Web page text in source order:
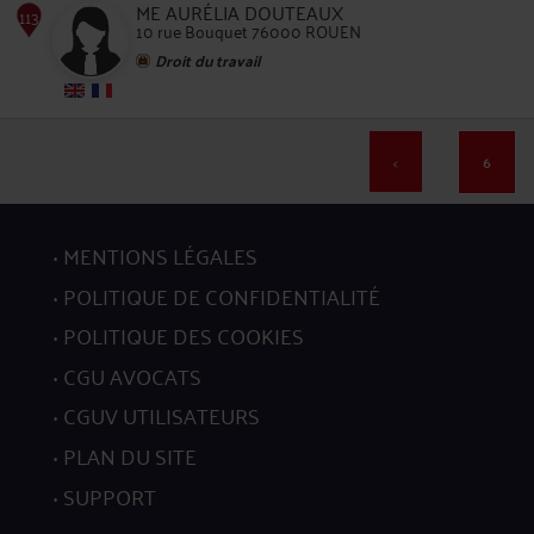
110 ME AURÉLIA DOUTEAUX
10 rue Bouquet 76000 ROUEN
Droit du travail
< 6
MENTIONS LÉGALES
POLITIQUE DE CONFIDENTIALITÉ
POLITIQUE DES COOKIES
CGU AVOCATS
CGUV UTILISATEURS
PLAN DU SITE
SUPPORT